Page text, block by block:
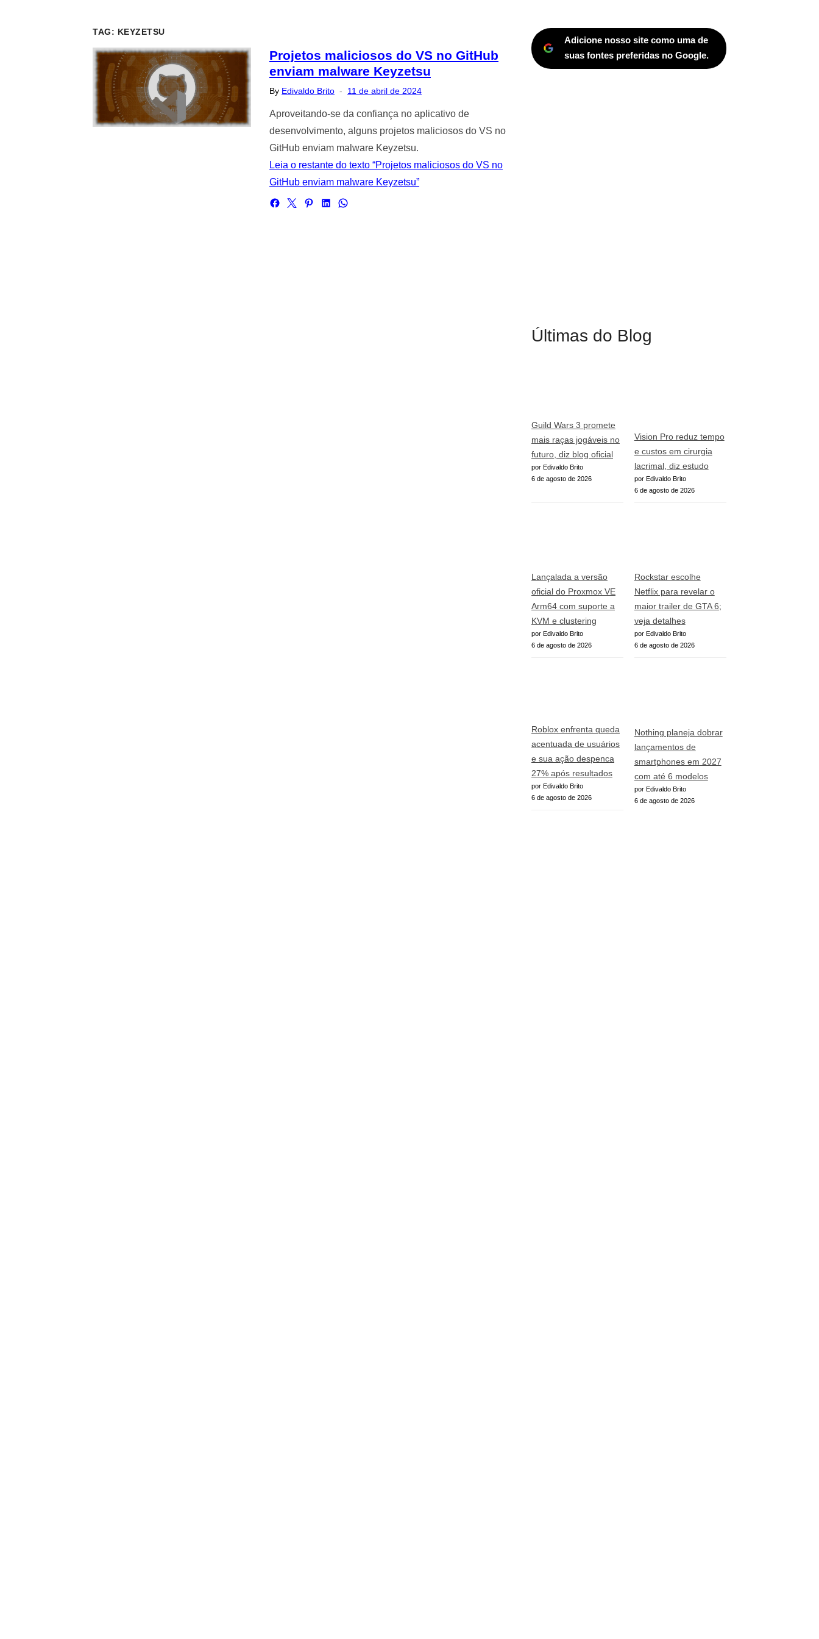
TAG: KEYZETSU
Projetos maliciosos do VS no GitHub
enviam malware Keyzetsu
By Edivaldo Brito
Posted
11 de abril de 2024
Aproveitando-se da confiança no aplicativo de
desenvolvimento, alguns projetos maliciosos do VS no
GitHub enviam malware Keyzetsu.
Leia o restante do texto “Projetos maliciosos do VS no
GitHub enviam malware Keyzetsu”
Adicione nosso site como uma de
suas fontes preferidas no Google.
Últimas do Blog
Guild Wars 3 promete
mais raças jogáveis no
futuro, diz blog oficial
por Edivaldo Brito
6 de agosto de 2026
Vision Pro reduz tempo
e custos em cirurgia
lacrimal, diz estudo
por Edivaldo Brito
6 de agosto de 2026
Lançalada a versão
oficial do Proxmox VE
Arm64 com suporte a
KVM e clustering
por Edivaldo Brito
6 de agosto de 2026
Rockstar escolhe
Netflix para revelar o
maior trailer de GTA 6;
veja detalhes
por Edivaldo Brito
6 de agosto de 2026
Roblox enfrenta queda
acentuada de usuários
e sua ação despenca
27% após resultados
por Edivaldo Brito
6 de agosto de 2026
Nothing planeja dobrar
lançamentos de
smartphones em 2027
com até 6 modelos
por Edivaldo Brito
6 de agosto de 2026